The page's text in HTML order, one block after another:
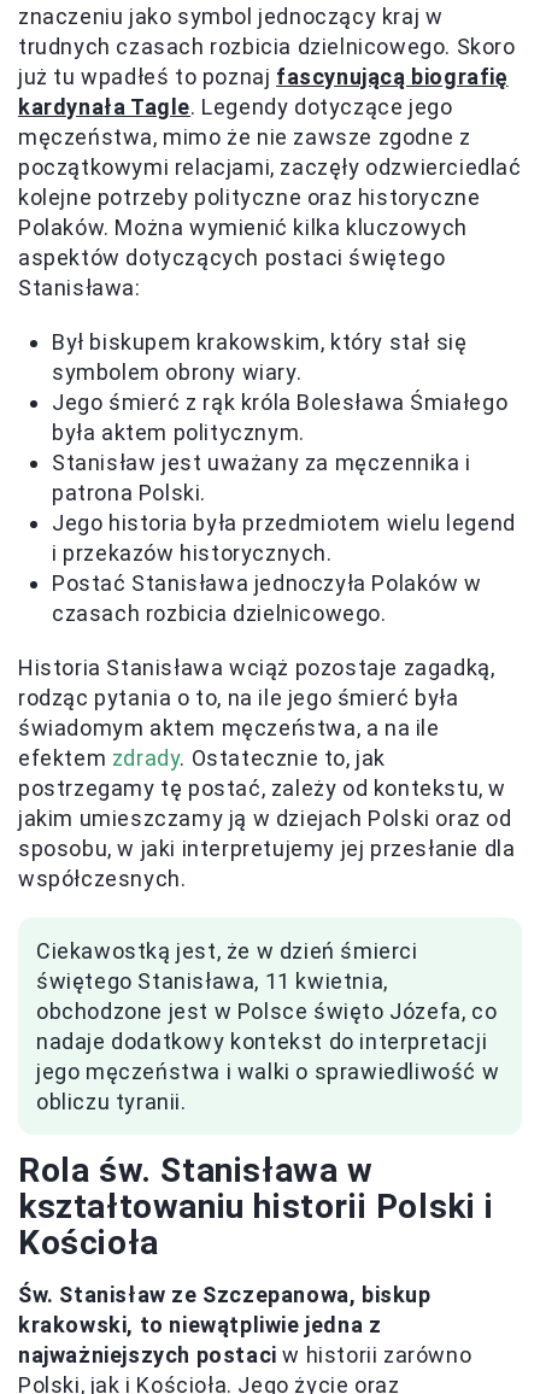
znaczeniu jako symbol jednoczący kraj w
trudnych czasach rozbicia dzielnicowego. Skoro
już tu wpadłeś to poznaj fascynującą biografię
kardynała Tagle. Legendy dotyczące jego
męczeństwa, mimo że nie zawsze zgodne z
początkowymi relacjami, zaczęły odzwierciedlać
kolejne potrzeby polityczne oraz historyczne
Polaków. Można wymienić kilka kluczowych
aspektów dotyczących postaci świętego
Stanisława:
Był biskupem krakowskim, który stał się
symbolem obrony wiary.
Jego śmierć z rąk króla Bolesława Śmiałego
była aktem politycznym.
Stanisław jest uważany za męczennika i
patrona Polski.
Jego historia była przedmiotem wielu legend
i przekazów historycznych.
Postać Stanisława jednoczyła Polaków w
czasach rozbicia dzielnicowego.
Historia Stanisława wciąż pozostaje zagadką,
rodząc pytania o to, na ile jego śmierć była
świadomym aktem męczeństwa, a na ile
efektem zdrady. Ostatecznie to, jak
postrzegamy tę postać, zależy od kontekstu, w
jakim umieszczamy ją w dziejach Polski oraz od
sposobu, w jaki interpretujemy jej przesłanie dla
współczesnych.
Ciekawostką jest, że w dzień śmierci
świętego Stanisława, 11 kwietnia,
obchodzone jest w Polsce święto Józefa, co
nadaje dodatkowy kontekst do interpretacji
jego męczeństwa i walki o sprawiedliwość w
obliczu tyranii.
Rola św. Stanisława w
kształtowaniu historii Polski i
Kościoła
Św. Stanisław ze Szczepanowa, biskup
krakowski, to niewątpliwie jedna z
najważniejszych postaci w historii zarówno
Polski, jak i Kościoła. Jego życie oraz